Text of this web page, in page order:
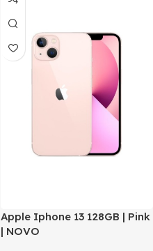
Apple Iphone 13 128GB | Pink
| NOVO